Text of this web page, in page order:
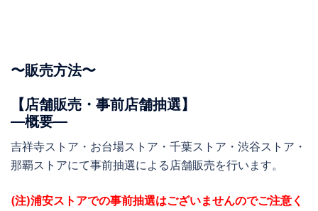
〜販売方法〜
【店舗販売・事前店舗抽選】
―概要―
吉祥寺ストア・お台場ストア・千葉ストア・渋谷ストア・
那覇ストアにて事前抽選による店舗販売を行います。
(注)浦安ストアでの事前抽選はございませんのでご注意く